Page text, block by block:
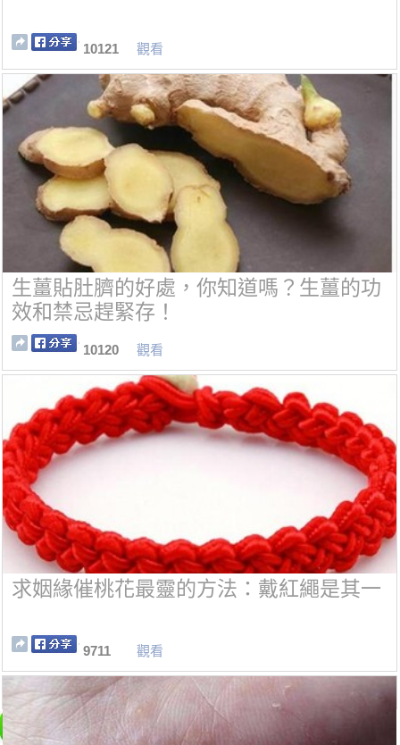
10121 觀看
生薑貼肚臍的好處，你知道嗎？生薑的功
效和禁忌趕緊存！
10120 觀看
求姻緣催桃花最靈的方法：戴紅繩是其一
9711 觀看